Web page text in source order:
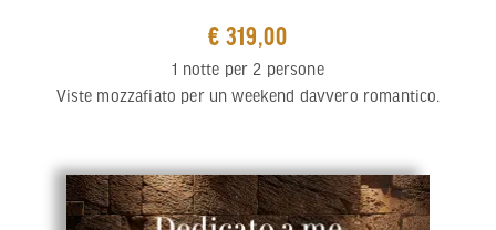
€ 319,00
1 notte per 2 persone
Viste mozzafiato per un weekend davvero romantico.